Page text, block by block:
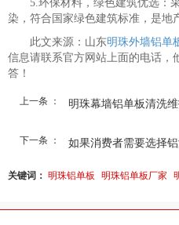
5.环保材料，绿色建筑优选：
染，符合国家绿色建筑标准，是地
此文来源：山东明珠外墙铝单
信息请联系官方网站上面的电话，
答！
上一条 ：
下一条 ：
关键词： 明珠铝单板 明珠铝单板厂家